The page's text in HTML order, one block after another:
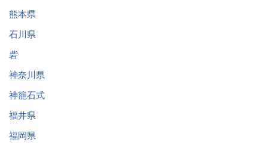
熊本県
石川県
砦
神奈川県
神籠石式
福井県
福岡県